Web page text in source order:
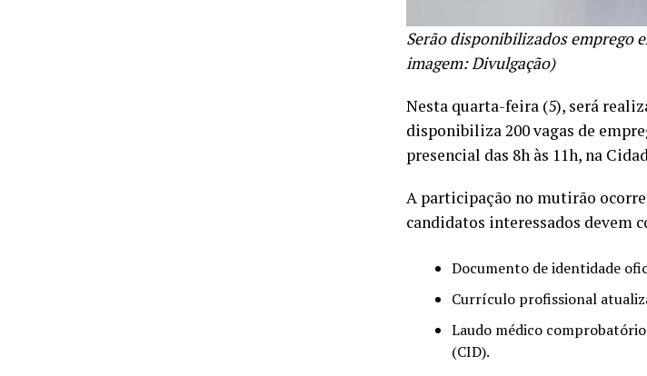
Serão disponibilizados emprego
imagem: Divulgação)
Nesta quarta-feira (5), será
disponibiliza 200 vagas de
presencial das 8h às 11h, na
A participação no mutirão ocorre
candidatos interessados devem
Documento de identidade
Currículo profissional
Laudo médico
(CID).